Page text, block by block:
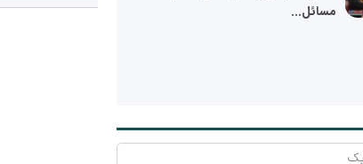
مسائل...